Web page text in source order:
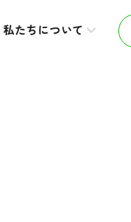
私たちについて